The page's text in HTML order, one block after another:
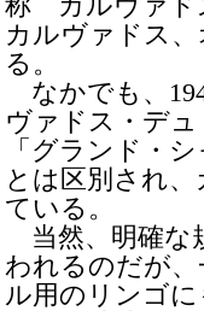
カルヴァドス
る。
なかでも、
ヴァドス・デ
「グランド・
とは区別され
ている。
当然、明確な
われるのだが
ル用のリンゴ